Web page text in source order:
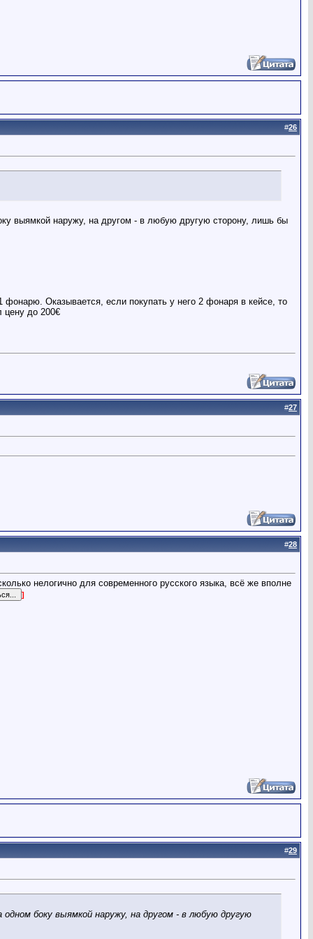
#26
выямкой наружу, на другом - в любую другую сторону, лишь бы
Оказывается, если покупать у него 2 фонаря в кейсе, то
цену до 200€
#27
#28
нелогично для современного русского языка, всё же вполне
]
#29
боку выямкой наружу, на другом - в любую другую